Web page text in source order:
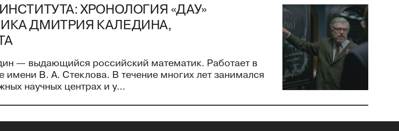
ХРОНОЛОГИЯ «ДАУ»
ДМИТРИЯ КАЛЕДИНА,
— выдающийся российский математик. Работает в
имени В. А. Стеклова. В течение многих лет занимался
научных центрах и у...